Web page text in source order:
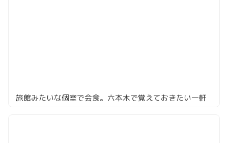
旅館みたいな個室で会食。六本木で覚えておきたい一軒